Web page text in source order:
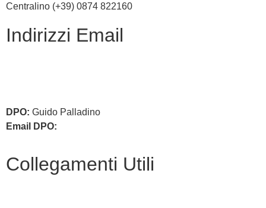
Centralino (+39) 0874 822160
Indirizzi Email
DPO: Guido Palladino
Email DPO:
Collegamenti Utili